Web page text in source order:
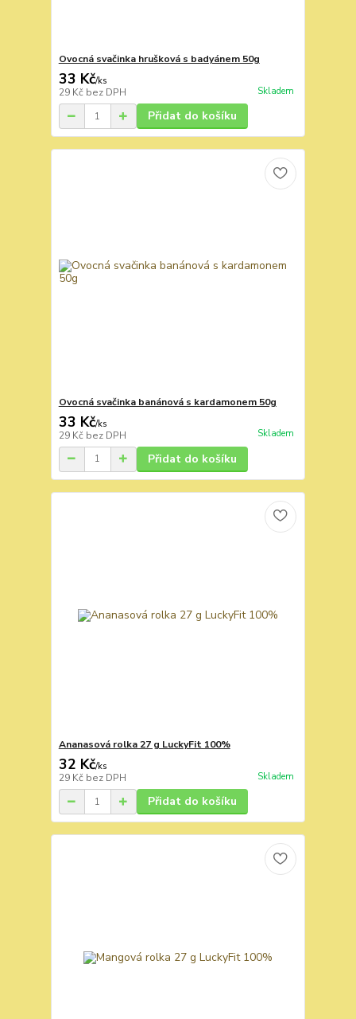
Ovocná svačinka hrušková s badyánem 50g
33 Kč/ks
29 Kč bez DPH Skladem
Přidat do košíku
Ovocná svačinka banánová s kardamonem 50g
33 Kč/ks
29 Kč bez DPH Skladem
Přidat do košíku
Ananasová rolka 27 g LuckyFit 100%
32 Kč/ks
29 Kč bez DPH Skladem
Přidat do košíku